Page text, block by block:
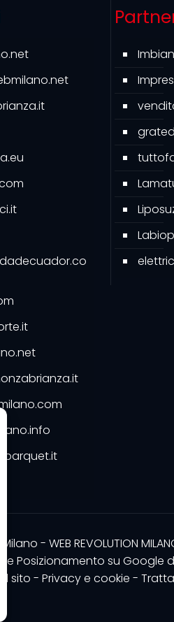
- WEB REVOLUTION
e Posizionamento su Google
sito - Privacy e cookie -